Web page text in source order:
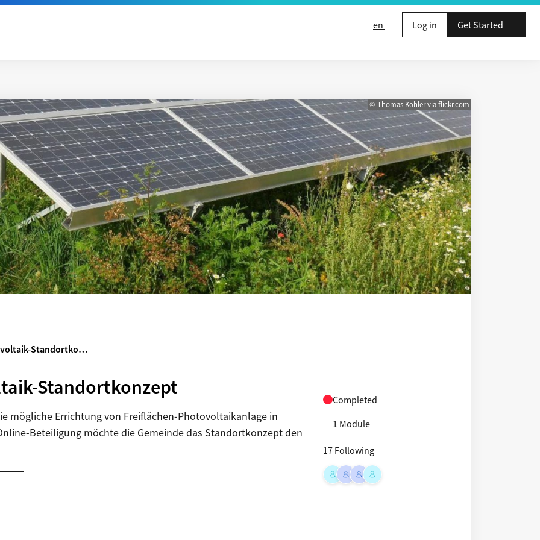
en
Log in Get Started
© Thomas Kohler via flickr.com
Standortko…
Standortkonzept
mögliche Errichtung von Freiflächen-Photovoltaikanlage in
Beteiligung möchte die Gemeinde das Standortkonzept den
Completed
1 Module
17 Following